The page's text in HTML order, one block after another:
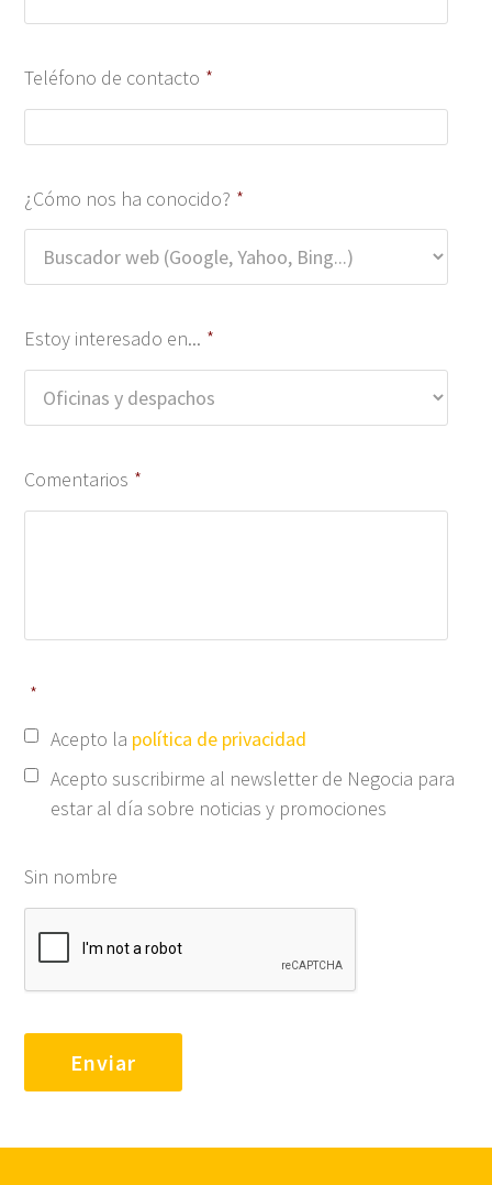
Teléfono de contacto *
¿Cómo nos ha conocido? *
Estoy interesado en... *
Comentarios *
*
Acepto la política de privacidad
Acepto suscribirme al newsletter de Negocia para
estar al día sobre noticias y promociones
Sin nombre